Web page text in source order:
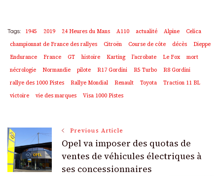
Tags: 1945 2019 24 Heures du Mans A110 actualité Alpine
Celica
championnat de France des rallyes
Citroën Course de côte décès
Dieppe
Endurance
France GT histoire Karting l'acrobate Le Fox
mort
nécrologie
Normandie pilote R17 Gordini R5 Turbo
R8 Gordini
rallye des 1000 Pistes
Rallye Mondial Renault Toyota
Traction 11 BL
victoire
vie des marques Visa 1000 Pistes
Post
Navigation
Previous Article
Opel va imposer des quotas de
ventes de véhicules électriques à
ses concessionnaires